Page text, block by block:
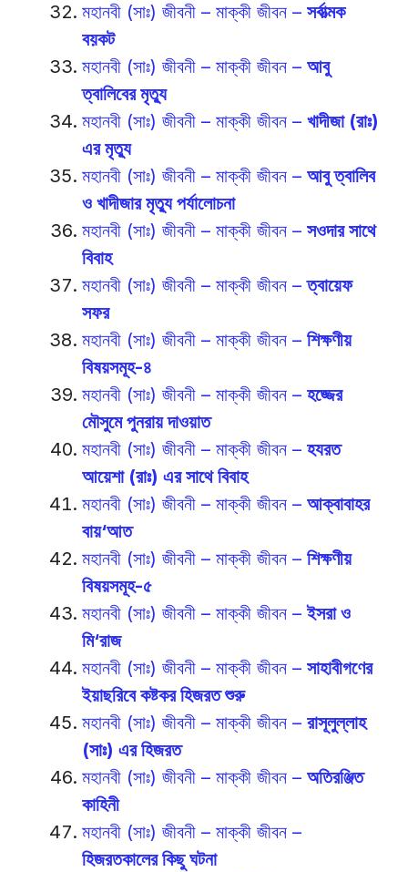
মহানবী (সাঃ) জীবনী – মাক্কী জীবন – সর্বাত্মক
বয়কট
মহানবী (সাঃ) জীবনী – মাক্কী জীবন – আবু
ত্বালিবের মৃত্যু
মহানবী (সাঃ) জীবনী – মাক্কী জীবন – খাদীজা (রাঃ)
এর মৃত্যু
মহানবী (সাঃ) জীবনী – মাক্কী জীবন – আবু ত্বালিব
ও খাদীজার মৃত্যু পর্যালোচনা
মহানবী (সাঃ) জীবনী – মাক্কী জীবন – সওদার সাথে
বিবাহ
মহানবী (সাঃ) জীবনী – মাক্কী জীবন –ত্বায়েফ
সফর
মহানবী (সাঃ) জীবনী – মাক্কী জীবন – শিক্ষণীয়
বিষয়সমূহ-৪
মহানবী (সাঃ) জীবনী – মাক্কী জীবন – হজ্জের
মৌসুমে পুনরায় দাওয়াত
মহানবী (সাঃ) জীবনী – মাক্কী জীবন – হযরত
আয়েশা (রাঃ) এর সাথে বিবাহ
মহানবী (সাঃ) জীবনী – মাক্কী জীবন – আক্বাবাহর
বায়‘আত
মহানবী (সাঃ) জীবনী – মাক্কী জীবন – শিক্ষণীয়
বিষয়সমূহ-৫
মহানবী (সাঃ) জীবনী – মাক্কী জীবন –ইসরা ও
মি‘রাজ
মহানবী (সাঃ) জীবনী – মাক্কী জীবন – সাহাবীগণের
ইয়াছরিবে কষ্টকর হিজরত শুরু
মহানবী (সাঃ) জীবনী – মাক্কী জীবন – রাসূলুল্লাহ
(সাঃ) এর হিজরত
মহানবী (সাঃ) জীবনী – মাক্কী জীবন – অতিরঞ্জিত
কাহিনী
মহানবী (সাঃ) জীবনী – মাক্কী জীবন –
হিজরতকালের কিছু ঘটনা